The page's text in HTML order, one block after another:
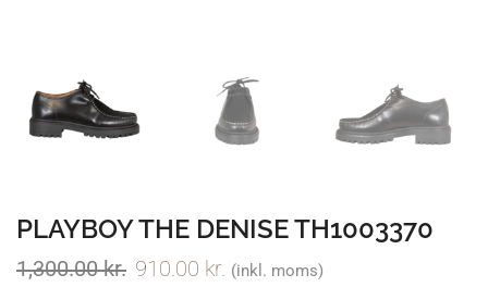
PLAYBOY THE DENISE TH1003370
1,300.00kr. 910.00 kr. (inkl. moms)